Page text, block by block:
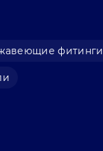
фитинги